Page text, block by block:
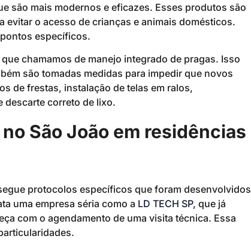
são mais modernos e eficazes. Esses produtos são
o acesso de crianças e animais domésticos.
específicos.
chamamos de manejo integrado de pragas. Isso
são tomadas medidas para impedir que novos
de frestas, instalação de telas em ralos,
descarte correto de lixo.
São João em residências
protocolos específicos que foram desenvolvidos
uma empresa séria como a LD TECH SP, que já
com o agendamento de uma visita técnica. Essa